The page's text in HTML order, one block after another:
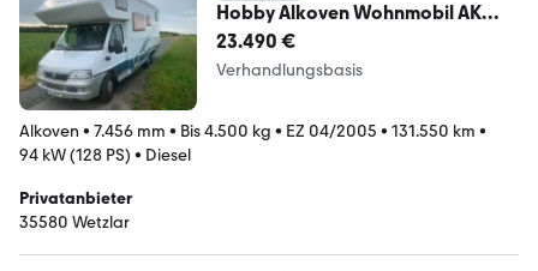
Hobby Alkoven Wohnmobil AK
725, Solar, 2x Klimas
23.490 €
Verhandlungsbasis
Alkoven • 7.456 mm • Bis 4.500 kg • EZ 04/2005 • 131.550 km •
94 kW (128 PS) • Diesel
Privatanbieter
35580 Wetzlar